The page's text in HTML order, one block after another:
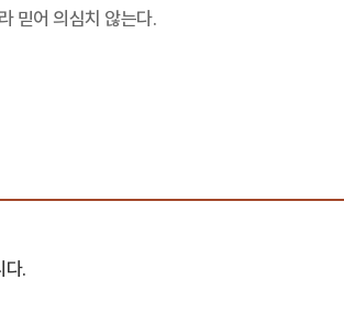
믿어 의심치 않는다.
다.